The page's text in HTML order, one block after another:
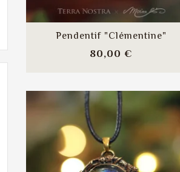
Pendentif "Clémentine"
80,00 €